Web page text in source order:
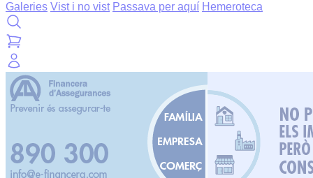
Galeries Vist i no vist Passava per aquí Hemeroteca